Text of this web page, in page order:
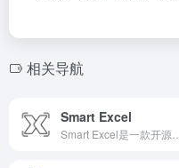
相关导航
Smart Excel